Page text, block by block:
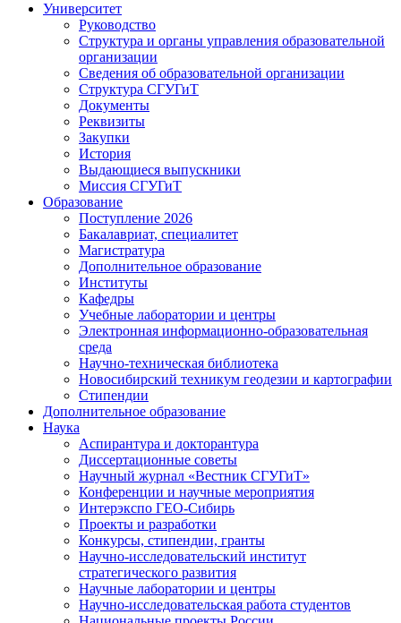
Университет
Руководство
Структура и органы управления образовательной
организации
Сведения об образовательной организации
Структура СГУГиТ
Документы
Реквизиты
Закупки
История
Выдающиеся выпускники
Миссия СГУГиТ
Образование
Поступление 2026
Бакалавриат, специалитет
Магистратура
Дополнительное образование
Институты
Кафедры
Учебные лаборатории и центры
Электронная информационно-образовательная
среда
Научно-техническая библиотека
Новосибирский техникум геодезии и картографии
Стипендии
Дополнительное образование
Наука
Аспирантура и докторантура
Диссертационные советы
Научный журнал «Вестник СГУГиТ»
Конференции и научные мероприятия
Интерэкспо ГЕО-Сибирь
Проекты и разработки
Конкурсы, стипендии, гранты
Научно-исследовательский институт
стратегического развития
Научные лаборатории и центры
Научно-исследовательская работа студентов